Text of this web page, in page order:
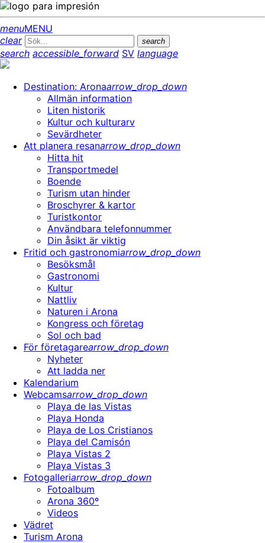
menuMENU
clear
search
search accessible_forward SV language
Destination: Aronaarrow_drop_down
Allmän information
Liten historik
Kultur och kulturarv
Sevärdheter
Att planera resanarrow_drop_down
Hitta hit
Transportmedel
Boende
Turism utan hinder
Broschyrer & kartor
Turistkontor
Användbara telefonnummer
Din åsikt är viktig
Fritid och gastronomiarrow_drop_down
Besöksmål
Gastronomi
Kultur
Nattliv
Naturen i Arona
Kongress och företag
Sol och bad
För företagarearrow_drop_down
Nyheter
Att ladda ner
Kalendarium
Webcamsarrow_drop_down
Playa de las Vistas
Playa Honda
Playa de Los Cristianos
Playa del Camisón
Playa Vistas 2
Playa Vistas 3
Fotogalleriarrow_drop_down
Fotoalbum
Arona 360º
Videos
Vädret
Turism Arona